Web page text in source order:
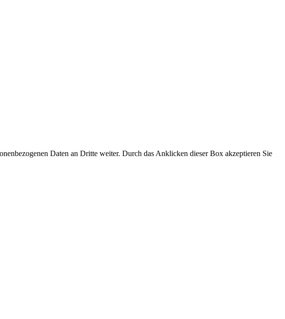
Daten an Dritte weiter. Durch das Anklicken dieser Box akzeptieren Sie